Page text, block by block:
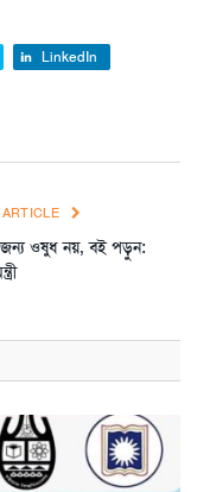
LinkedIn
ওষুধ নয়, বই পড়ুন: